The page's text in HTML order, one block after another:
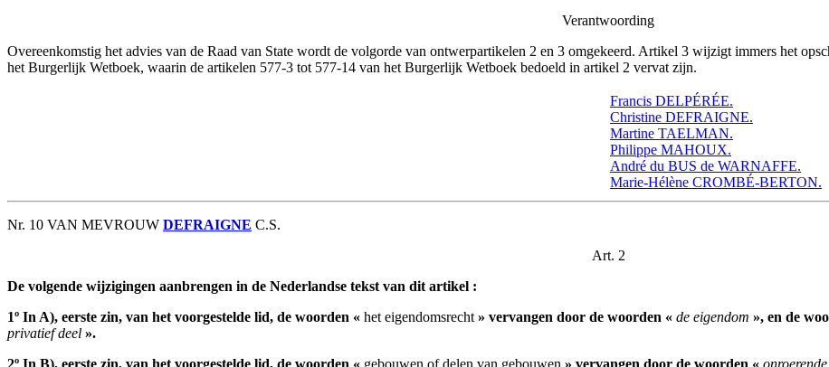
Verantwoording
Overeenkomstig het advies van de Raad van State wordt de volgorde van ontwerpartikelen 2 en 3 omgekeerd. Artikel 3 wijzigt immers het
het Burgerlijk Wetboek, waarin de artikelen 577-3 tot 577-14 van het Burgerlijk Wetboek bedoeld in artikel 2 vervat zijn.
Francis DELPÉRÉE.
Christine DEFRAIGNE.
Martine TAELMAN.
Philippe MAHOUX.
André du BUS de WARNAFFE.
Marie-Hélène CROMBÉ-BERTON.
Nr. 10 VAN MEVROUW DEFRAIGNE C.S.
Art. 2
De volgende wijzigingen aanbrengen in de Nederlandse tekst van dit artikel :
1º In A), eerste zin, van het voorgestelde lid, de woorden « het eigendomsrecht » vervangen door de woorden « de eigendom », en de
privatief deel ».